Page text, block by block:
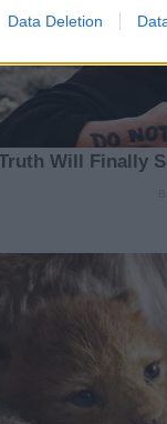
Data Deletion